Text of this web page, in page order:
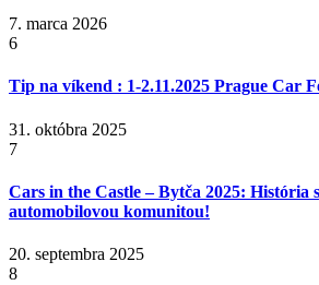
7. marca 2026
6
Tip na víkend : 1-2.11.2025 Prague Car
31. októbra 2025
7
Cars in the Castle – Bytča 2025: História
automobilovou komunitou!
20. septembra 2025
8